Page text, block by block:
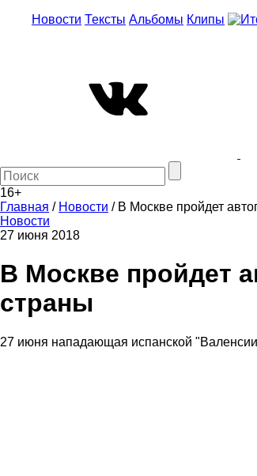
Новости Тексты Альбомы Клипы
16+
Главная / Новости / В Москве пройдет
Новости
27 июня 2018
В Москве пройдет
страны
27 июня нападающая испанской